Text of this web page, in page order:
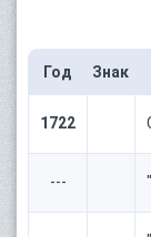
Год Знак
1722
---